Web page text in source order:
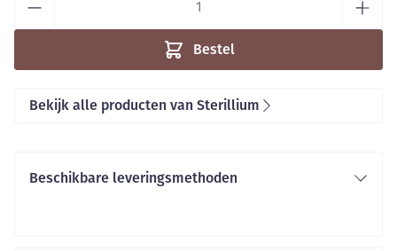
Bestel
Bekijk alle producten van Sterillium
Beschikbare leveringsmethoden